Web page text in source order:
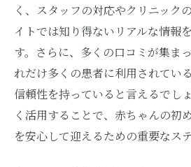
く、スタッフの対応やクリニック
イトでは知り得ないリアルな情報
す。さらに、多くの口コミが集ま
れだけ多くの患者に利用されてい
信頼性を持っていると言えるでし
く活用することで、赤ちゃんの初
を安心して迎えるための重要なス